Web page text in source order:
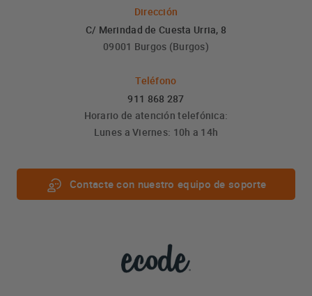
Dirección
C/ Merindad de Cuesta Urria, 8
09001 Burgos (Burgos)
Teléfono
911 868 287
Horario de atención telefónica:
Lunes a Viernes: 10h a 14h
Contacte con nuestro equipo de soporte